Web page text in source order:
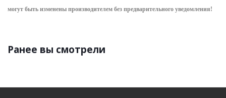
могут быть изменены производителем без предварительного уведомления!
Ранее вы смотрели